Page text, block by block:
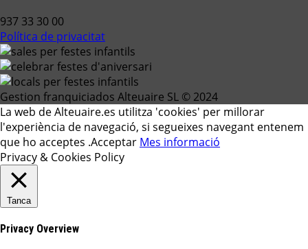
937 33 30 00
Política de privacitat
Gestion franquiciados Alteuaire SL © 2024
La web de Alteuaire.es utilitza 'cookies' per millorar
l'experiència de navegació, si segueixes navegant entenem
que ho acceptes .Acceptar Mes informació
Privacy & Cookies Policy
Tanca
Privacy Overview